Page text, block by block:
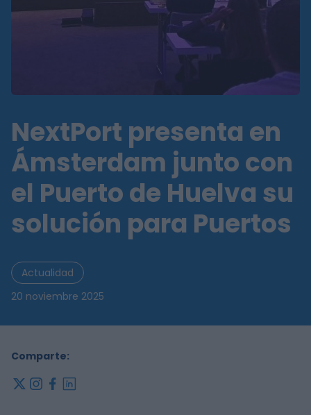
NextPort presenta en
Ámsterdam junto con
el Puerto de Huelva su
solución para Puertos
Actualidad
20 noviembre 2025
Comparte:
x instagram
facebook